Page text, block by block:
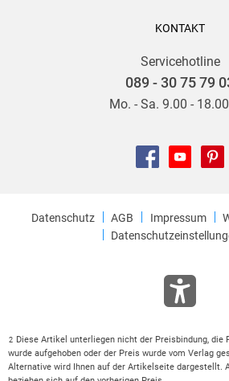
KONTAKT
Servicehotline
089 - 30 75 79
Mo. - Sa. 9.00 -
Datenschutz AGB Impressum
2
Diese Artikel unterliegen nicht der Preisbindung, die
wurde aufgehoben oder der Preis wurde vom Verlag
Alternative wird Ihnen auf der Artikelseite dargestellt.